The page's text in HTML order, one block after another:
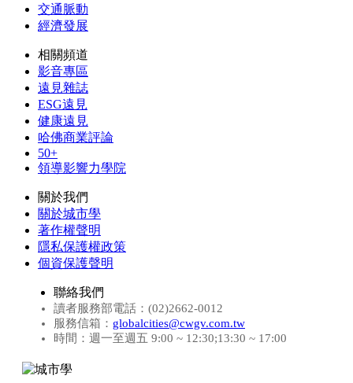
交通脈動
經濟發展
相關頻道
影音專區
遠見雜誌
ESG遠見
健康遠見
哈佛商業評論
50+
領導影響力學院
關於我們
關於城市學
著作權聲明
隱私保護權政策
個資保護聲明
聯絡我們
讀者服務部電話：(02)2662-0012
服務信箱： globalcities@cwgv.com.tw
時間：週一至週五 9:00 ~ 12:30;13:30 ~ 17:00